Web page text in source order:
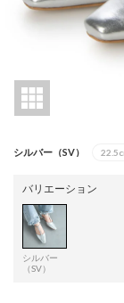
シルバー（SV）
バリエーション
シルバー
（SV）